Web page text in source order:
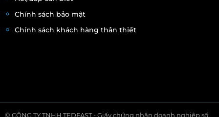
Chính sách bảo mật
Chính sách khách hàng thân thiết
© CÔNG TY TNHH TEDFAST - Giấy chứng nhận doanh nghiệp số: